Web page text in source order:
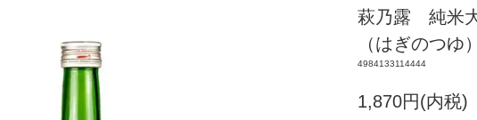
萩乃露 純米大
（はぎのつゆ
4984133114444
1,870円(内税)